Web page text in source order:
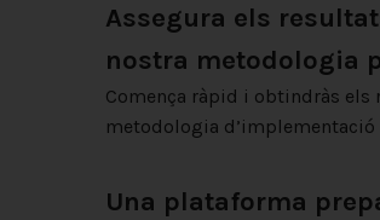
Assegura els
nostra metodologia
Comença ràpid i obtindràs els
metodologia d’implementació
Una plataforma